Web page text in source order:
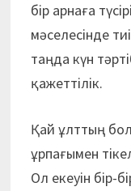
бір арнаға
мәселесінде
таңда күн
қажеттілік.
Қай ұлттың
ұрпағымен
Ол екеуін бір-